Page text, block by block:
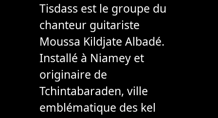
Tisdass est le groupe du
chanteur guitariste
Moussa Kildjate Albadé.
Installé à Niamey et
originaire de
Tchintabaraden, ville
emblématique des kel